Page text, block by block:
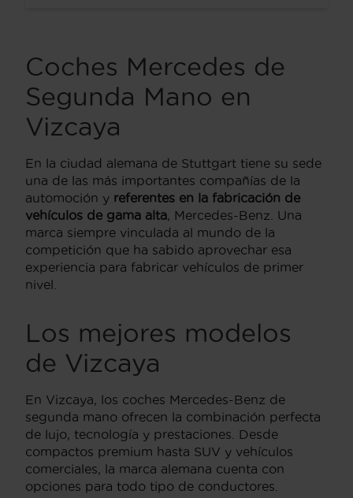
Coches Mercedes de
Segunda Mano en
Vizcaya
En la ciudad alemana de Stuttgart tiene su sede
una de las más importantes compañías de la
automoción y referentes en la fabricación de
vehículos de gama alta , Mercedes-Benz. Una
marca siempre vinculada al mundo de la
competición que ha sabido aprovechar esa
experiencia para fabricar vehículos de primer
nivel.
Los mejores modelos
de Vizcaya
En Vizcaya, los coches Mercedes-Benz de
segunda mano ofrecen la combinación perfecta
de lujo, tecnología y prestaciones. Desde
compactos premium hasta SUV y vehículos
comerciales, la marca alemana cuenta con
opciones para todo tipo de conductores.